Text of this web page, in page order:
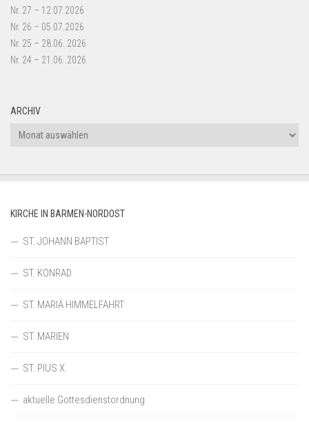
Nr. 27 – 12.07.2026
Nr. 26 – 05.07.2026
Nr. 25 – 28.06..2026
Nr. 24 – 21.06..2026
ARCHIV
Archiv
KIRCHE IN BARMEN-NORDOST
ST. JOHANN BAPTIST
ST. KONRAD
ST. MARIÄ HIMMELFAHRT
ST. MARIEN
ST. PIUS X.
aktuelle Gottesdienstordnung